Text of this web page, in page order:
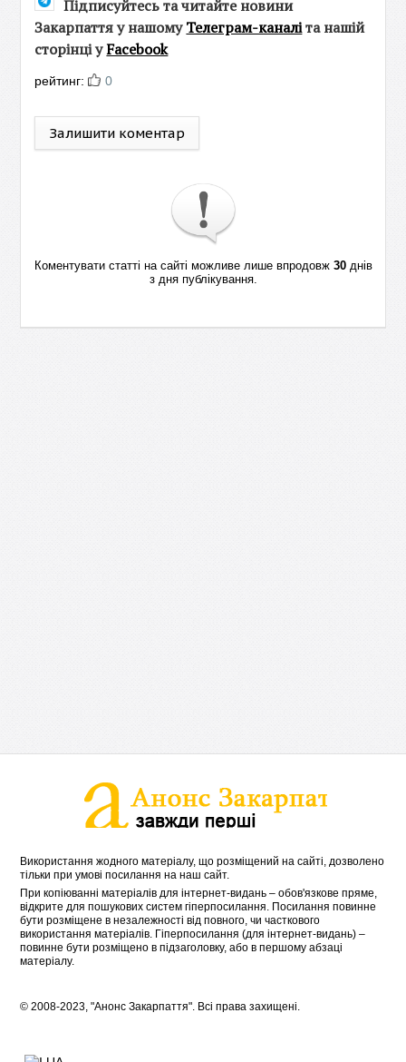
Підписуйтесь та читайте новини
Закарпаття у нашомуТелеграм-каналіта нашій
сторінці уFacebook
рейтинг: 0
Залишити коментар
Коментувати статті на сайті можливе лише впродовж 30днів
з дня публікування.
Використання жодного матеріалу, що розміщений на сайті, дозволено
тільки при умові посилання на наш сайт.
При копіюванні матеріалів для інтернет-видань – обов'язкове пряме,
відкрите для пошукових систем гіперпосилання. Посилання повинне
бути розміщене в незалежності від повного, чи часткового
використання матеріалів. Гіперпосилання (для інтернет-видань) –
повинне бути розміщено в підзаголовку, або в першому абзаці
матеріалу.
© 2008-2023, "Анонс Закарпаття". Всі права захищені.